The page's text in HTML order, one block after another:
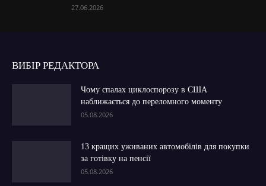
27.06.2026
ВИБІР РЕДАКТОРА
Чому спалах циклоспорозу в США
наближається до переломного моменту
05.08.2026
13 кращих уживаних автомобілів для покупки
за готівку на пенсії
05.08.2026